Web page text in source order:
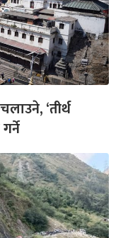
‘तीर्थ